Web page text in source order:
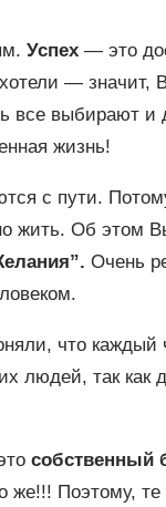
Успех— это
—
все выбирают
жизнь!
с пути.
жить. Об этом
Очень
что каждый
людей, так
собственный
же!!! Поэтому,